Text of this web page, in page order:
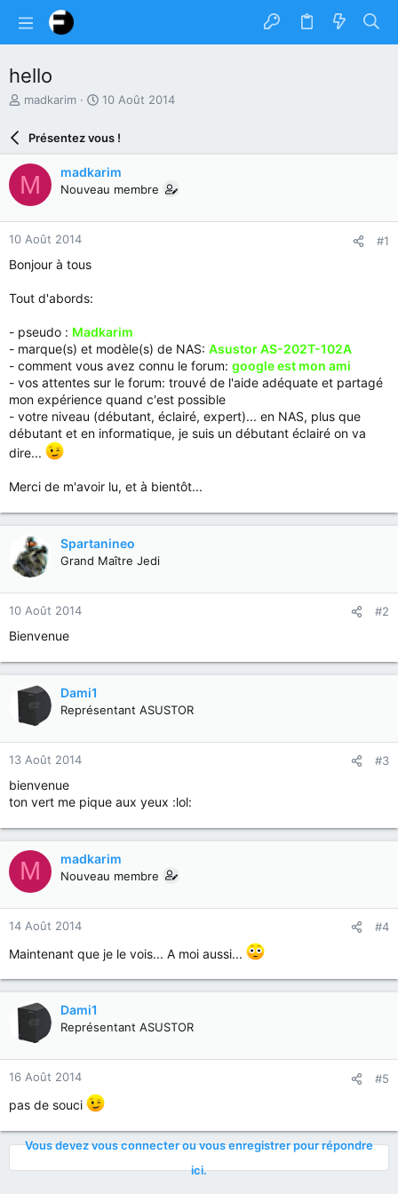
hello
A
e
u
r
d
u
s
u
madkarim
D
e
e
d
b
10 Août 2014
Présentez vous !
M madkarim
Nouveau membre
10 Août 2014 #1
Bonjour à tous
Tout d'abords:
- pseudo : Madkarim
- marque(s) et modèle(s) de NAS: Asustor AS-202T-102A
- comment vous avez connu le forum: google est mon ami
- vos attentes sur le forum: trouvé de l'aide adéquate et partagé
mon expérience quand c'est possible
- votre niveau (débutant, éclairé, expert)... en NAS, plus que
débutant et en informatique, je suis un débutant éclairé on va
dire...
Merci de m'avoir lu, et à bientôt...
Spartanineo
Grand Maître Jedi
10 Août 2014 #2
Bienvenue
Dami1
Représentant ASUSTOR
13 Août 2014 #3
bienvenue
ton vert me pique aux yeux :lol:
M madkarim
Nouveau membre
14 Août 2014 #4
Maintenant que je le vois... A moi aussi...
Dami1
Représentant ASUSTOR
16 Août 2014 #5
pas de souci
Vous devez vous connecter ou vous enregistrer pour répondre
ici.